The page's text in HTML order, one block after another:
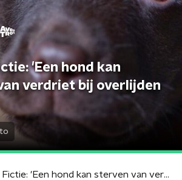
'Een hond kan
verdriet bij overlijden
Feit of Fictie: 'Een hond kan sterven van verdriet bij overlijden baas'